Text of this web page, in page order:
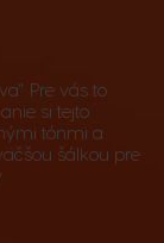
Pre vás to
si tejto
tónmi a
šálkou pre